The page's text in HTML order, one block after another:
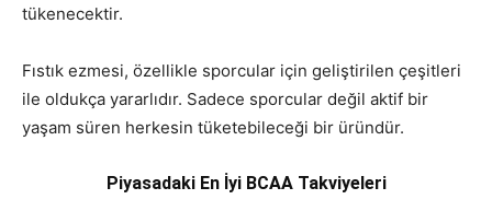
tükenecektir.
Fıstık ezmesi, özellikle sporcular için geliştirilen çeşitleri
ile oldukça yararlıdır. Sadece sporcular değil aktif bir
yaşam süren herkesin tüketebileceği bir üründür.
Piyasadaki En İyi BCAA Takviyeleri